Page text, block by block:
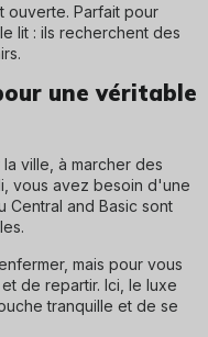
ouverte. Parfait pour
lit : ils recherchent des
une véritable
ville, à marcher des
vous avez besoin d'une
Central and Basic sont
mais pour vous
de repartir. Ici, le luxe
tranquille et de se